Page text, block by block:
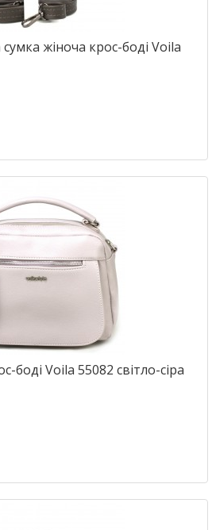
жіноча крос-боді Voila
боді Voila 55082 світло-сіра